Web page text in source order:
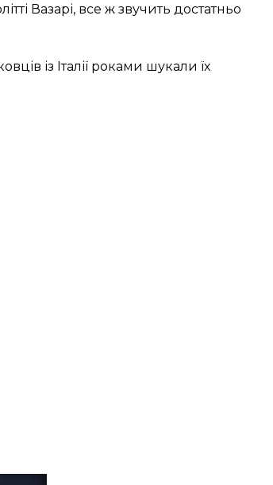
Вазарі, все ж звучить достатньо
із Італії роками шукали їх